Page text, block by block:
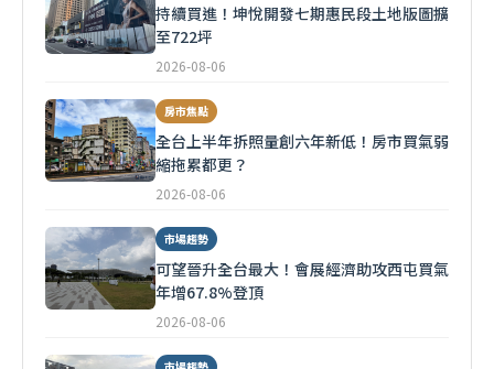
持續買進！坤悅開發七期惠民段土地版圖擴
至722坪
2026-08-06
房市焦點
全台上半年拆照量創六年新低！房市買氣弱
縮拖累都更？
2026-08-06
市場趨勢
可望晉升全台最大！會展經濟助攻西屯買氣
年增67.8%登頂
2026-08-06